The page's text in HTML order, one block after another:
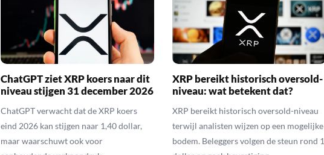
ChatGPT ziet XRP koers naar dit
niveau stijgen 31 december 2026
ChatGPT verwacht dat de XRP koers
eind 2026 kan stijgen naar 1,40 dollar,
maar waarschuwt ook voor
XRP bereikt historisch oversold-
niveau: wat betekent dat?
XRP bereikt historisch oversold-niveau
terwijl analisten wijzen op een mogelijke
bodem. Beleggers volgen de steun rond 1